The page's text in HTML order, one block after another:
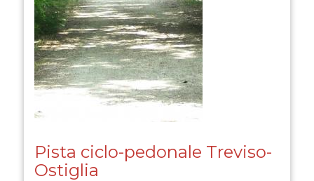
Pista ciclo-pedonale Treviso-
Ostiglia